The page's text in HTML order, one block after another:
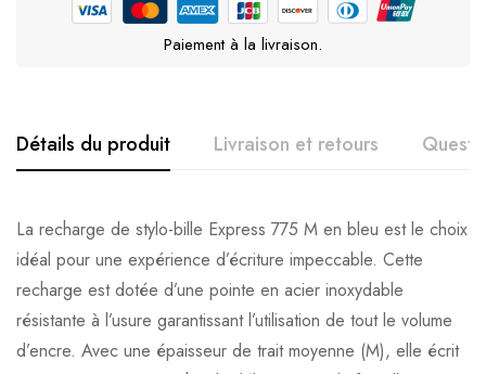
Paiement à la livraison.
Détails du produit Livraison et retours
La recharge de stylo-bille Express 775 M en bleu est le choix
idéal pour une expérience d’écriture impeccable. Cette
recharge est dotée d’une pointe en acier inoxydable
résistante à l’usure garantissant l’utilisation de tout le volume
d’encre. Avec une épaisseur de trait moyenne (M), elle écrit